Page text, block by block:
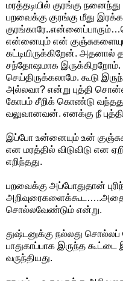
மரத்தடியில் குரங்கு
பறவைக்கு குரங்கு மீது
என்னையும் என்
கட்டியிருக்கிறேன்.
சந்தோஷமாக இருக்கிறறோம்.
செய்திருக்கலாமே. கூடு
அல்லவா? என்று புத்தி
கோபம் சீறிக் கொண்டு
வலுவானவன். எனக்கு நீ
இப்போ உன்னையும் உன்
என மரத்தில் விடுவிடு என
எறிந்தது.
பறவைக்கு அப்போதுதான்
சொல்லவேண்டும் என்று.
துஷ்டனுக்கு நல்லது
பாதுகாப்பாக இருந்த
வருந்தியது.